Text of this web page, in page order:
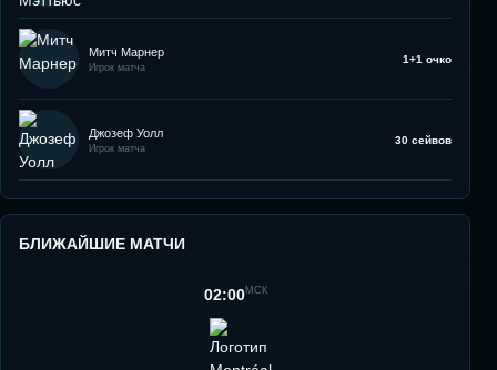
Митч Марнер
Игрок матча
1+1 очко
Джозеф Уолл
Игрок матча
30 сейвов
БЛИЖАЙШИЕ МАТЧИ
02:00МСК